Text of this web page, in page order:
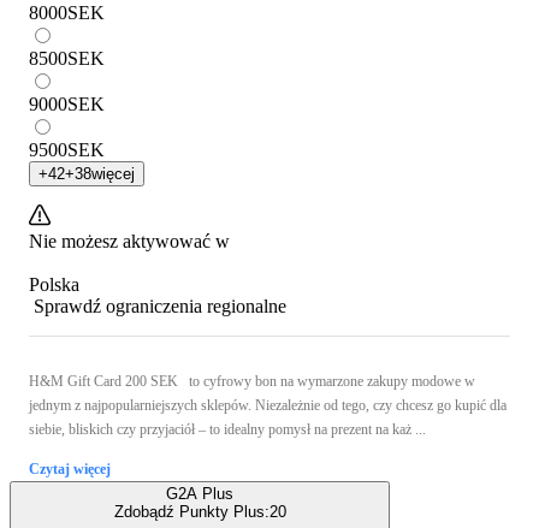
8000SEK
8500SEK
9000SEK
9500SEK
+42+38więcej
Nie możesz aktywować w
Polska
Sprawdź ograniczenia regionalne
H&M Gift Card 200 SEK to cyfrowy bon na wymarzone zakupy modowe w
jednym z najpopularniejszych sklepów. Niezależnie od tego, czy chcesz go kupić dla
siebie, bliskich czy przyjaciół – to idealny pomysł na prezent na każ ...
Czytaj więcej
G2A Plus
Zdobądź Punkty Plus:20